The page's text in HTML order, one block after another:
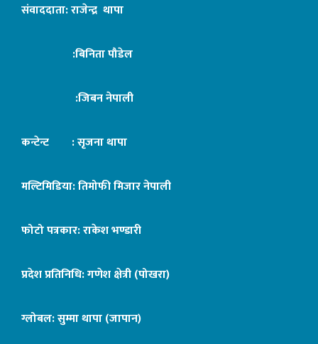
संवाददाता: राजेन्द्र थापा
:बिनिता पौडेल
:जिबन नेपाली
कन्टेन्ट : सृजना थापा
मल्टिमिडिया: तिमोफी मिजार नेपाली
फोटो पत्रकार: राकेश भण्डारी
प्रदेश प्रतिनिधि: गणेश क्षेत्री (पोखरा)
ग्लोबल: सुम्मा थापा (जापान)